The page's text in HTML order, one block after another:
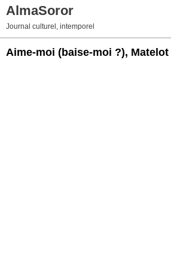
AlmaSoror
Journal culturel, intemporel
Aime-moi (baise-moi ?), Matelot